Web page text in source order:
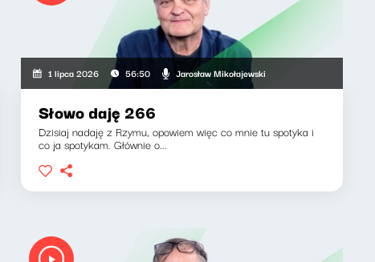
1 lipca 2026 56:50 Jarosław Mikołajewski
Słowo daję 266
Dzisiaj nadaję z Rzymu, opowiem więc co mnie tu spotyka i
co ja spotykam. Głównie o...